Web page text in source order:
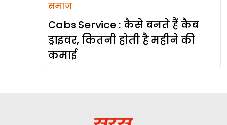
समाज
Cabs Service : कैसे बनते हैं कैब
ड्राइवर, कितनी होती है महीने की
कमाई